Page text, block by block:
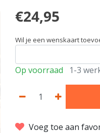
€24,95
Wil je een wenskaart
Op voorraad 1-3
Voeg toe aan